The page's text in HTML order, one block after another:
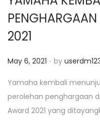
2021
P
s
t
e
May 6, 2021 . by
Yamaha kembali
perolehan penghargaan
Award 2021 yang